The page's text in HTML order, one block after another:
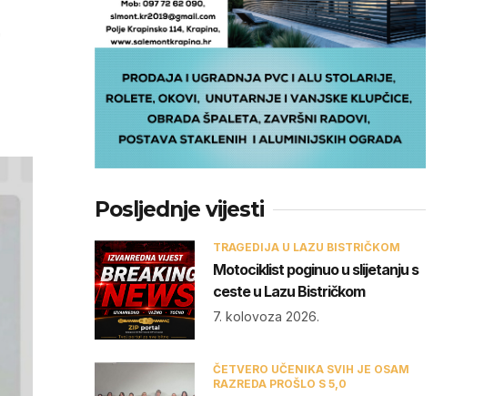
Posljednje vijesti
TRAGEDIJA U LAZU BISTRIČKOM
Motociklist poginuo u slijetanju s
ceste u Lazu Bistričkom
7. kolovoza 2026.
ČETVERO UČENIKA SVIH JE OSAM
RAZREDA PROŠLO S 5,0